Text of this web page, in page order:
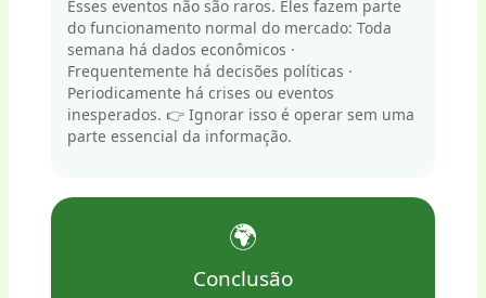
Esses eventos não são raros. Eles fazem parte
do funcionamento normal do mercado: Toda
semana há dados econômicos ·
Frequentemente há decisões políticas ·
Periodicamente há crises ou eventos
inesperados. 👉 Ignorar isso é operar sem uma
parte essencial da informação.
🌍
Conclusão